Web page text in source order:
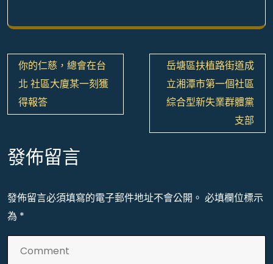
文
章
導
覽
你的仁慈，總會在台
北 社區大廈某一刻獲
得報答
岳塘區扶植路街道成
立湘潭市第一個社區
綜合型新失業群體黨
支部
發佈留言
發佈留言必須填寫的電子郵件地址不會公開。 必填欄位標示
為 *